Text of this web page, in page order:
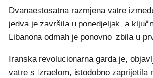
Dvanaestosatna razmjena vatre
jedva je završila u ponedjeljak, a
Libanona odmah je ponovno izbila u
Iranska revolucionarna garda je,
vatre s Izraelom, istodobno zaprijetila